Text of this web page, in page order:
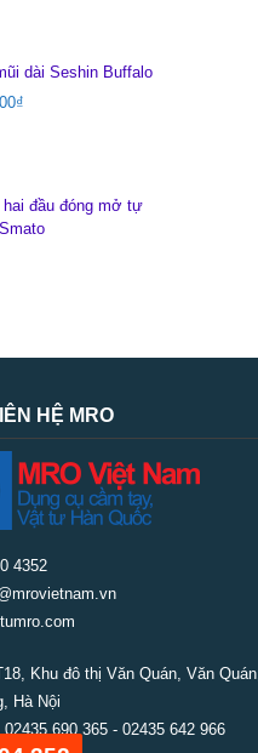
dài Seshin Buffalo
₫
đầu đóng mở tự
HỆ MRO
4352
Khu đô thị Văn Quán, Văn Quán,
Hà Nội
690 365 - 02435 642 966